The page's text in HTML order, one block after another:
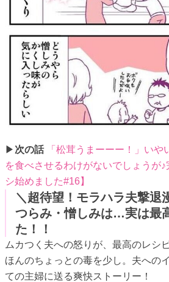
▶ 次の話
「松茸うまーーー！」い
を食べさせるわけがないでしょうが
シ始めました#16】
＼超待望！モラハラ夫撃退
つらみ・憎しみは…実は最
た！！
ムカつく夫への怒りが、最高のレシ
ほんのちょっとの毒を少し。夫への
ての主婦に送る爽快ストーリー！